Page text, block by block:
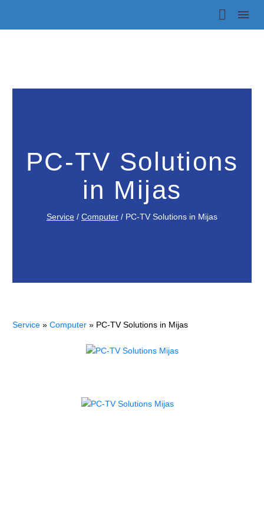
PC-TV Solutions
in Mijas
Service / Computer / PC-TV Solutions in Mijas
Service » Computer » PC-TV Solutions in Mijas